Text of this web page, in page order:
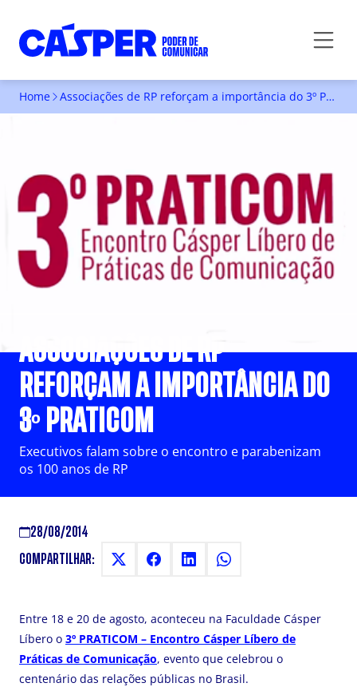
Home Associações de RP reforçam a importância do 3º Praticom
ASSOCIAÇÕES DE RP
REFORÇAM A IMPORTÂNCIA DO
3º PRATICOM
Executivos falam sobre o encontro e parabenizam
os 100 anos de RP
28/08/2014
COMPARTILHAR:
Entre 18 e 20 de agosto, aconteceu na Faculdade Cásper
Líbero o 3º PRATICOM – Encontro Cásper Líbero de
Práticas de Comunicação, evento que celebrou o
centenário das relações públicas no Brasil.